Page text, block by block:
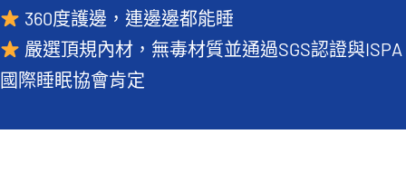
品質嚴選
常見QA
360度護邊，連邊邊都能睡
嚴選頂規內材，無毒材質並通過SGS認證與ISPA
國際睡眠協會肯定